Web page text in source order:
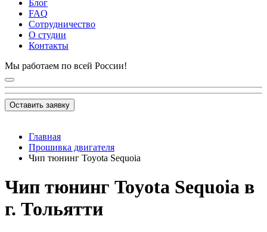
Блог
FAQ
Сотрудничество
О студии
Контакты
Мы работаем по всей России!
Оставить заявку
Главная
Прошивка двигателя
Чип тюнинг Toyota Sequoia
Чип тюнинг Toyota Sequoia в
г. Тольятти